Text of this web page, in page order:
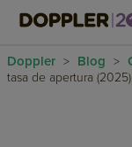
Doppler > Blog >
tasa de apertura (2025)